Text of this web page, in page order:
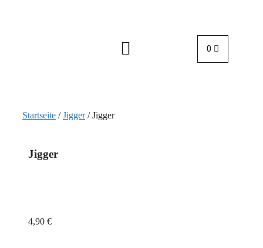
0
Startseite /Jigger/ Jigger
Jigger
4,90 €